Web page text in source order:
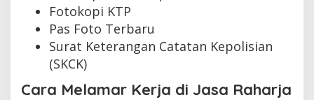
Fotokopi KTP
Pas Foto Terbaru
Surat Keterangan Catatan Kepolisian
(SKCK)
Cara Melamar Kerja di Jasa Raharja